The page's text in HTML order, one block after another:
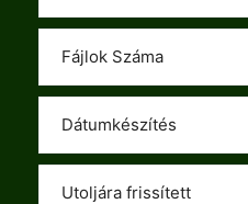
Fájlok Száma
Dátumkészítés
Utoljára frissített